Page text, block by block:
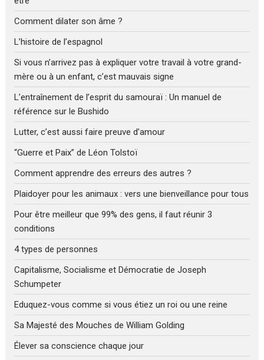
Comment dilater son âme ?
L’histoire de l’espagnol
Si vous n’arrivez pas à expliquer votre travail à votre grand-
mère ou à un enfant, c’est mauvais signe
L’entraînement de l’esprit du samouraï : Un manuel de
référence sur le Bushido
Lutter, c’est aussi faire preuve d’amour
“Guerre et Paix” de Léon Tolstoï
Comment apprendre des erreurs des autres ?
Plaidoyer pour les animaux : vers une bienveillance pour tous
Pour être meilleur que 99% des gens, il faut réunir 3
conditions
4 types de personnes
Capitalisme, Socialisme et Démocratie de Joseph
Schumpeter
Eduquez-vous comme si vous étiez un roi ou une reine
Sa Majesté des Mouches de William Golding
Élever sa conscience chaque jour